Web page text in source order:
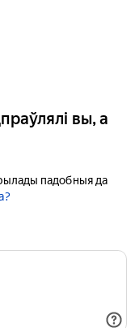
вы, а
падобныя да